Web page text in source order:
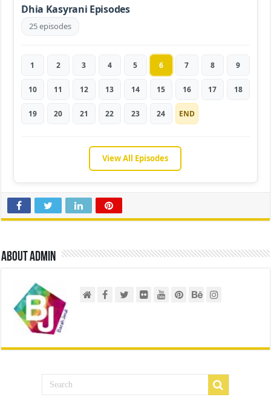
Dhia Kasyrani Episodes
25 episodes
1 2 3 4 5 6 7 8 9
10 11 12 13 14 15 16 17 18
19 20 21 22 23 24 END
View All Episodes
About admin